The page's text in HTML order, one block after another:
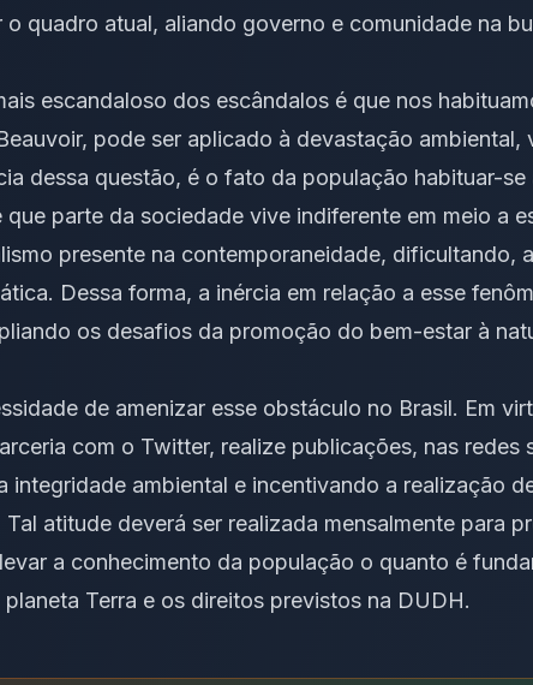
quadro atual, aliando governo e comunidade na
escandaloso dos escândalos é que nos
pode ser aplicado à devastação ambiental,
dessa questão, é o fato da população habituar-se
parte da sociedade vive indiferente em meio a
presente na contemporaneidade, dificultando,
Dessa forma, a inércia em relação a esse
os desafios da promoção do bem-estar à
de amenizar esse obstáculo no Brasil. Em
com o Twitter, realize publicações, nas redes
integridade ambiental e incentivando a realização
atitude deverá ser realizada mensalmente para
a conhecimento da população o quanto é
Terra e os direitos previstos na DUDH.